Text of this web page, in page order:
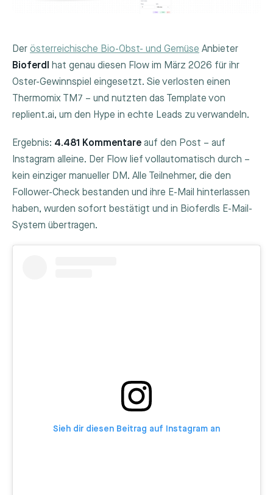
Der österreichische Bio-Obst- und Gemüse Anbieter
Bioferdl
hat genau diesen Flow im März 2026 für ihr
Oster-Gewinnspiel eingesetzt. Sie verlosten einen
Thermomix TM7 – und nutzten das Template von
replient.ai, um den Hype in echte Leads zu verwandeln.
Ergebnis: 4.481 Kommentare auf den Post – auf
Instagram alleine. Der Flow lief vollautomatisch durch –
kein einziger manueller DM. Alle Teilnehmer, die den
Follower-Check bestanden und ihre E-Mail hinterlassen
haben, wurden sofort bestätigt und in Bioferdls E-Mail-
System übertragen.
Sieh dir diesen Beitrag auf Instagram an